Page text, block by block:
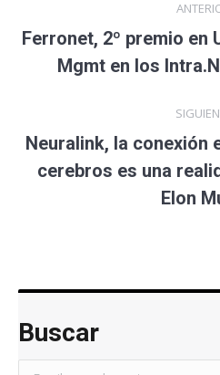
Ferronet, 2º premio en
Mgmt en los
Neuralink, la conexión
cerebros es una
Elon
Buscar